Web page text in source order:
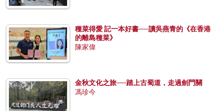
種菜得愛 記一本好書──讀吳燕青的《在香港
的離島種菜》
陳家偉
金秋文化之旅──踏上古蜀道，走過劍門關
馮珍今